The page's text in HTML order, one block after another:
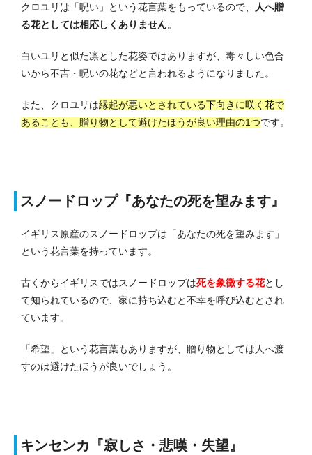
クロユリは「呪い」という花言葉をもっているので、
人へ贈
る花としては相応しくありません。
白いユリと似た凛とした花姿ではありますが、毒々しい色合
いから不吉・呪いの花などと言われるようになりました。
また、クロユリは縁起が悪いとされている下向きに咲く花で
あることも、贈り物として避けたほうが良い理由の1つです。
スノードロップ『あなたの死を望みます』
イギリス原産のスノードロップは「あなたの死を望みます」
という花言葉を持っています。
古くからイギリスではスノードロップは死を象徴する花とし
て知られているので、家に持ち込むと不幸を呼び込むとされ
ています。
「希望」という花言葉もありますが、贈り物としては人へ渡
すのは避けたほうが良いでしょう。
キンセンカ『寂しさ・悲嘆・失望』